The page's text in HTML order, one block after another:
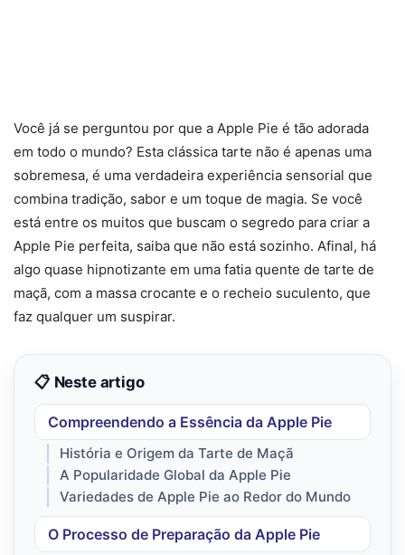
Você já se perguntou por que a Apple Pie é tão adorada
em todo o mundo? Esta clássica tarte não é apenas uma
sobremesa, é uma verdadeira experiência sensorial que
combina tradição, sabor e um toque de magia. Se você
está entre os muitos que buscam o segredo para criar a
Apple Pie perfeita, saiba que não está sozinho. Afinal, há
algo quase hipnotizante em uma fatia quente de tarte de
maçã, com a massa crocante e o recheio suculento, que
faz qualquer um suspirar.
📋 Neste artigo
Compreendendo a Essência da Apple Pie
História e Origem da Tarte de Maçã
A Popularidade Global da Apple Pie
Variedades de Apple Pie ao Redor do Mundo
O Processo de Preparação da Apple Pie